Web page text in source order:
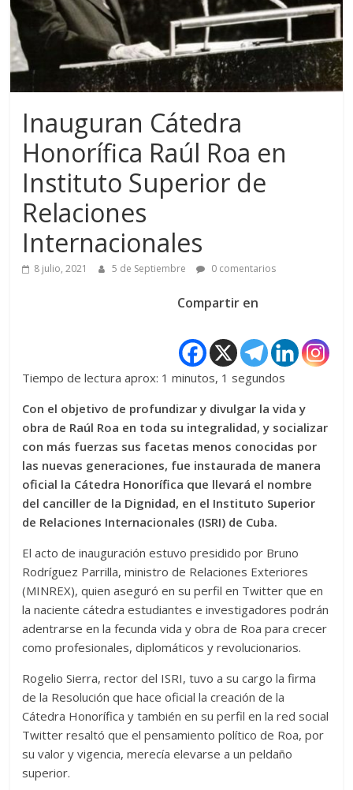
Inauguran Cátedra
Honorífica Raúl Roa en
Instituto Superior de
Relaciones
Internacionales
8 julio, 2021 5 de Septiembre 0 comentarios
Compartir en
Tiempo de lectura aprox: 1 minutos, 1 segundos
Con el objetivo de profundizar y divulgar la vida y
obra de Raúl Roa en toda su integralidad, y socializar
con más fuerzas sus facetas menos conocidas por
las nuevas generaciones, fue instaurada de manera
oficial la Cátedra Honorífica que llevará el nombre
del canciller de la Dignidad, en el Instituto Superior
de Relaciones Internacionales (ISRI) de Cuba.
El acto de inauguración estuvo presidido por Bruno
Rodríguez Parrilla, ministro de Relaciones Exteriores
(MINREX), quien aseguró en su perfil en Twitter que en
la naciente cátedra estudiantes e investigadores podrán
adentrarse en la fecunda vida y obra de Roa para crecer
como profesionales, diplomáticos y revolucionarios.
Rogelio Sierra, rector del ISRI, tuvo a su cargo la firma
de la Resolución que hace oficial la creación de la
Cátedra Honorífica y también en su perfil en la red social
Twitter resaltó que el pensamiento político de Roa, por
su valor y vigencia, merecía elevarse a un peldaño
superior.